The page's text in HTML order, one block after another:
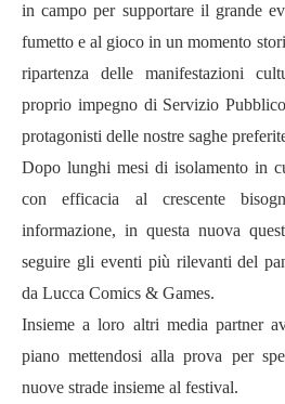
in campo per supportare il grande
fumetto e al gioco in un momento
ripartenza delle manifestazioni
proprio impegno di Servizio
protagonisti delle nostre saghe
Dopo lunghi mesi di isolamento in
con efficacia al crescente
informazione, in questa nuova
seguire gli eventi più rilevanti del
da Lucca Comics & Games.
Insieme a loro altri media partner
piano mettendosi alla prova per
nuove strade insieme al festival.